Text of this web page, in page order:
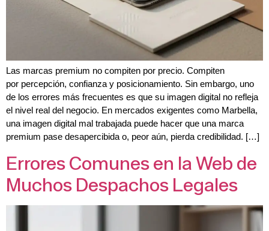
Las marcas premium no compiten por precio. Compiten
por percepción, confianza y posicionamiento. Sin embargo, uno
de los errores más frecuentes es que su imagen digital no refleja
el nivel real del negocio. En mercados exigentes como Marbella,
una imagen digital mal trabajada puede hacer que una marca
premium pase desapercibida o, peor aún, pierda credibilidad. […]
Errores Comunes en la Web de
Muchos Despachos Legales